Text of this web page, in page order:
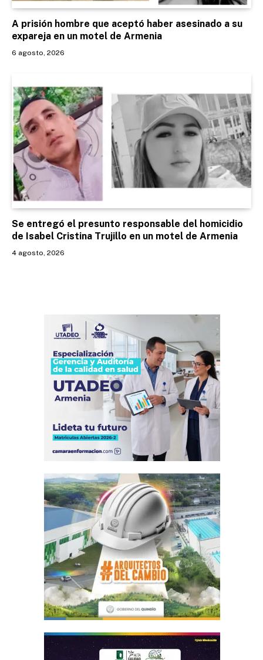
A prisión hombre que aceptó haber asesinado a su
expareja en un motel de Armenia
6 agosto, 2026
Se entregó el presunto responsable del homicidio
de Isabel Cristina Trujillo en un motel de Armenia
4 agosto, 2026